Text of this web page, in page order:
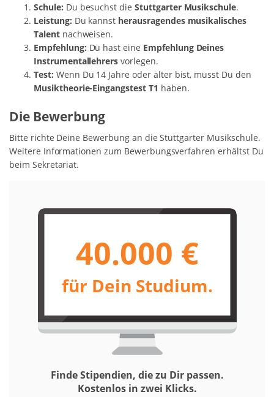
Schule: Du besuchst dieStuttgarter Musikschule.
Leistung: Du kannst herausragendes musikalisches
Talentnachweisen.
Empfehlung: Du hast eine Empfehlung Deines
Instrumentallehrers vorlegen.
Test: Wenn Du 14 Jahre oder älter bist, musst Du den
Musiktheorie-Eingangstest T1 haben.
Die Bewerbung
Bitte richte Deine Bewerbung an die Stuttgarter Musikschule.
Weitere Informationen zum Bewerbungsverfahren erhältst Du
beim Sekretariat.
40.000 €
für Dein Studium.
Finde Stipendien, die zu Dir passen.
Kostenlos in zwei Klicks.